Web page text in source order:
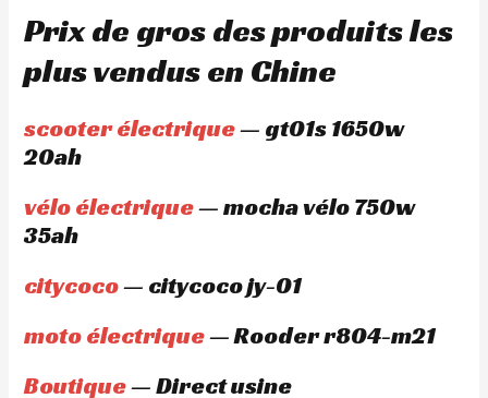
Prix de gros des produits les
plus vendus en Chine
scooter électrique— gt01s 1650w
20ah
vélo électrique— mocha vélo 750w
35ah
citycoco— citycoco jy-01
moto électrique— Rooder r804-m21
Boutique— Direct usine